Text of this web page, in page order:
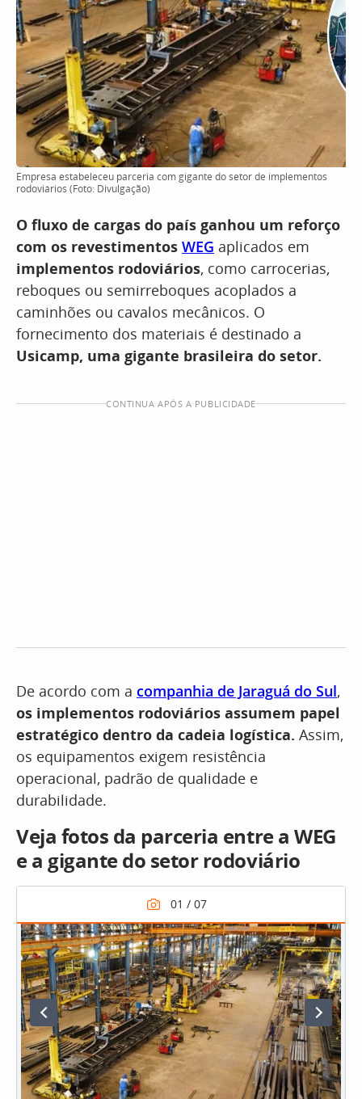
Empresa estabeleceu parceria com gigante do setor de implementos
rodoviários (Foto: Divulgação)
O fluxo de cargas do país ganhou um reforço
com os revestimentos WEG aplicados em
implementos rodoviários, como carrocerias,
reboques ou semirreboques acoplados a
caminhões ou cavalos mecânicos. O
fornecimento dos materiais é destinado a
Usicamp, uma gigante brasileira do setor.
CONTINUA APÓS A PUBLICIDADE
De acordo com a companhia de Jaraguá do Sul,
os implementos rodoviários assumem papel
estratégico dentro da cadeia logística. Assim,
os equipamentos exigem resistência
operacional, padrão de qualidade e
durabilidade.
Veja fotos da parceria entre a WEG
e a gigante do setor rodoviário